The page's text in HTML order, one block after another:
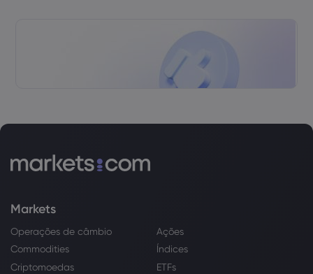
Markets
Operações de câmbio
Ações
Commodities
Índices
Criptomoedas
ETFs